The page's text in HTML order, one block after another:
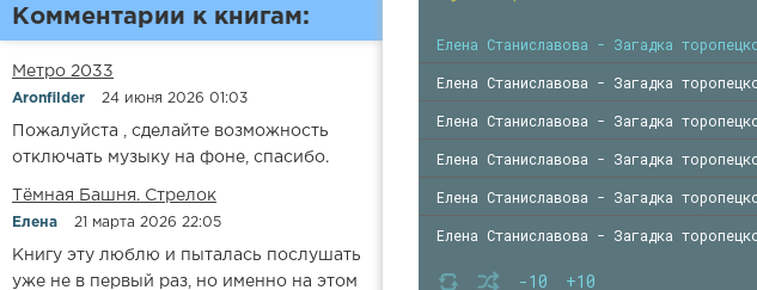
Комментарии к книгам:
Метро 2033
Aronfilder 24 июня 2026 01:03
Пожалуйста , сделайте возможность
отключать музыку на фоне, спасибо.
​​Тёмная Башня. Стрелок
Елена 21 марта 2026 22:05
Книгу эту люблю и пыталась послушать
уже не в первый раз, но именно на этом
-10 +10
Елена Станиславова - Загадка
Елена Станиславова - Загадка
Елена Станиславова - Загадка
Елена Станиславова - Загадка
Елена Станиславова - Загадка
Елена Станиславова - Загадка